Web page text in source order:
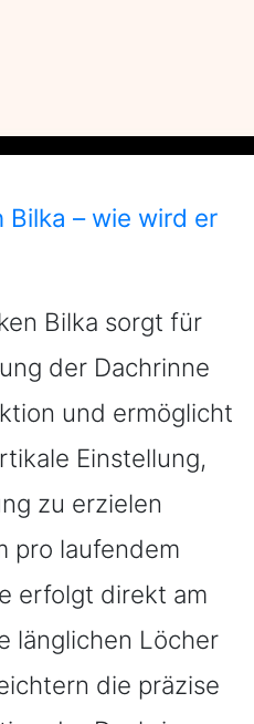
Bilka – wie wird er
Bilka sorgt für
der Dachrinne
und ermöglicht
Einstellung,
zu erzielen
pro laufendem
erfolgt direkt am
länglichen Löcher
die präzise